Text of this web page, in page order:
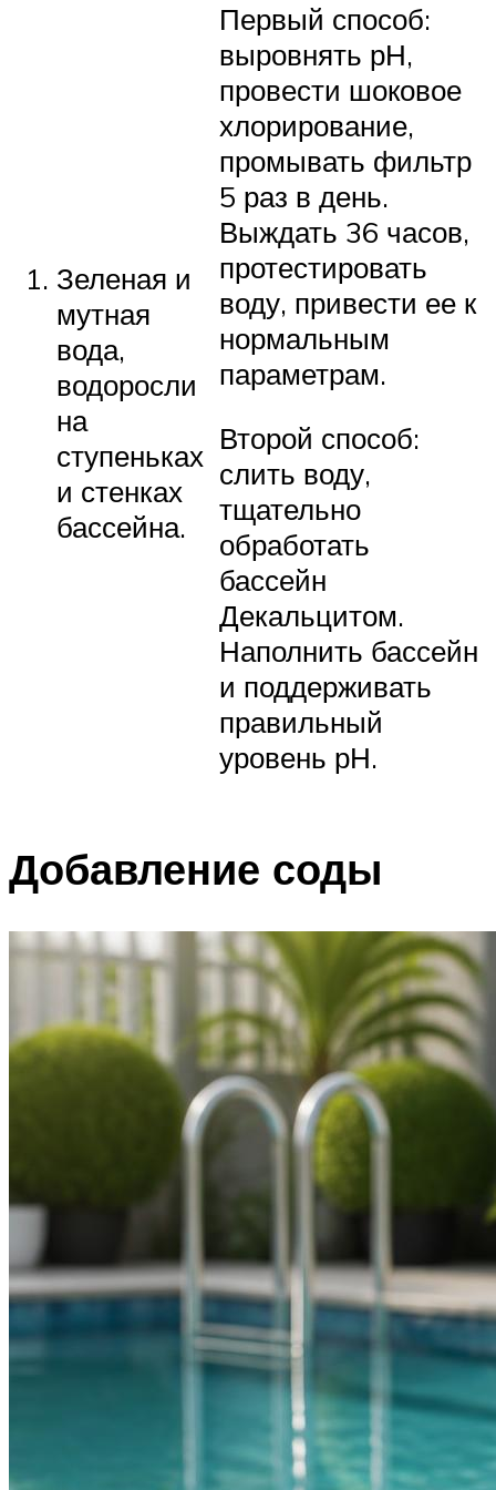
Зеленая и
мутная
вода,
водоросли
на
ступеньках
и стенках
бассейна.
Первый способ:
выровнять рН,
провести шоковое
хлорирование,
промывать фильтр
5 раз в день.
Выждать 36 часов,
протестировать
воду, привести ее к
нормальным
параметрам.
Второй способ:
слить воду,
тщательно
обработать
бассейн
Декальцитом.
Наполнить бассейн
и поддерживать
правильный
уровень рН.
Добавление соды